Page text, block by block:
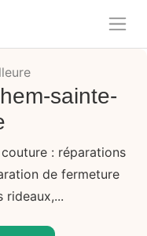
sainte-
: réparations
de fermeture
rideaux,...